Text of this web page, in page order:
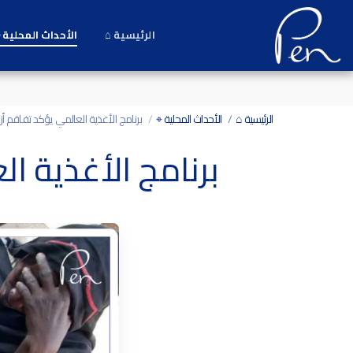
Date and time 7/8/2026 1:45:45 التاريخ والوقت
الرئيسية ⌂ الأحداث
الرئيسية ⌂ الأحداث المحلية ⌖ برنامج الأغذية العالمي يؤكد
برنامج